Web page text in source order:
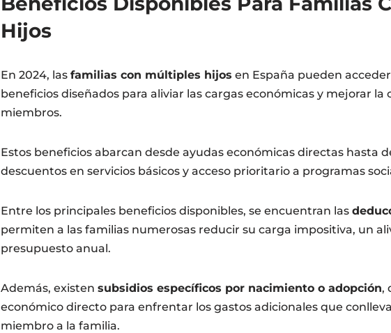
Hijos
En 2024, las familias con múltiples hijos en España pueden
beneficios diseñados para aliviar las cargas económicas y mejorar la
miembros.
Estos beneficios abarcan desde ayudas económicas directas hasta
descuentos en servicios básicos y acceso prioritario a programas
Entre los principales beneficios disponibles, se encuentran las
permiten a las familias numerosas reducir su carga impositiva, un
presupuesto anual.
Además, existen subsidios específicos por nacimiento o adopción,
económico directo para enfrentar los gastos adicionales que
miembro a la familia.